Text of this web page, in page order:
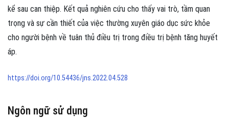
Ngôn ngữ sử dụng
kể sau can thiệp. Kết quả nghiên cứu cho thấy vai trò, tầm quan
trọng và sự cần thiết của việc thường xuyên giáo dục sức khỏe
cho người bệnh về tuân thủ điều trị trong điều trị bệnh tăng huyết
áp.
https://doi.org/10.54436/jns.2022.04.528